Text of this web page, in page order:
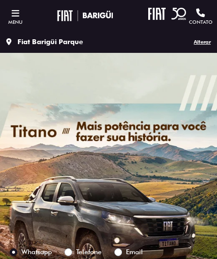
MENU CONTATO
Fiat Barigüi Parque Alterar
Versão escolhida
Preferência de contato:
Whatsapp
Telefone Email